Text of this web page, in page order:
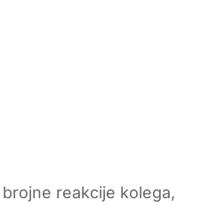
reakcije kolega,